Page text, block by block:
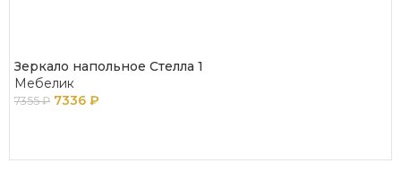
Зеркало напольное Стелла 1
Мебелик
7355₽ 7336 ₽